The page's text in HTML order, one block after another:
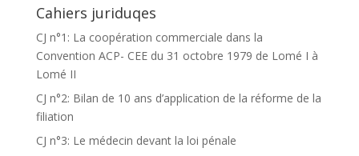
Cahiers juriduqes
CJ n°1: La coopération commerciale dans la
Convention ACP- CEE du 31 octobre 1979 de Lomé I à
Lomé II
CJ n°2: Bilan de 10 ans d’application de la réforme de la
filiation
CJ n°3: Le médecin devant la loi pénale